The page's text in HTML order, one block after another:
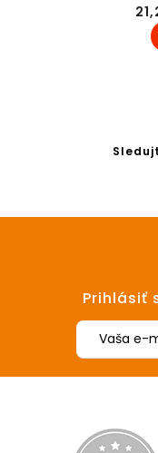
Prihlásiť